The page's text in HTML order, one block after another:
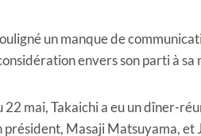
un manque de
envers son parti à sa
22 mai, Takaichi a eu un dîner-
président, Masaji Matsuyama,